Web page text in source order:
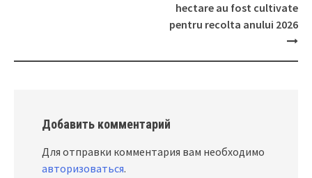
hectare au fost cultivate
pentru recolta anului 2026
Добавить комментарий
Для отправки комментария вам необходимо
авторизоваться.